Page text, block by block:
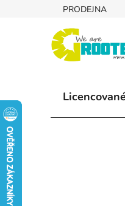
PRODEJNA